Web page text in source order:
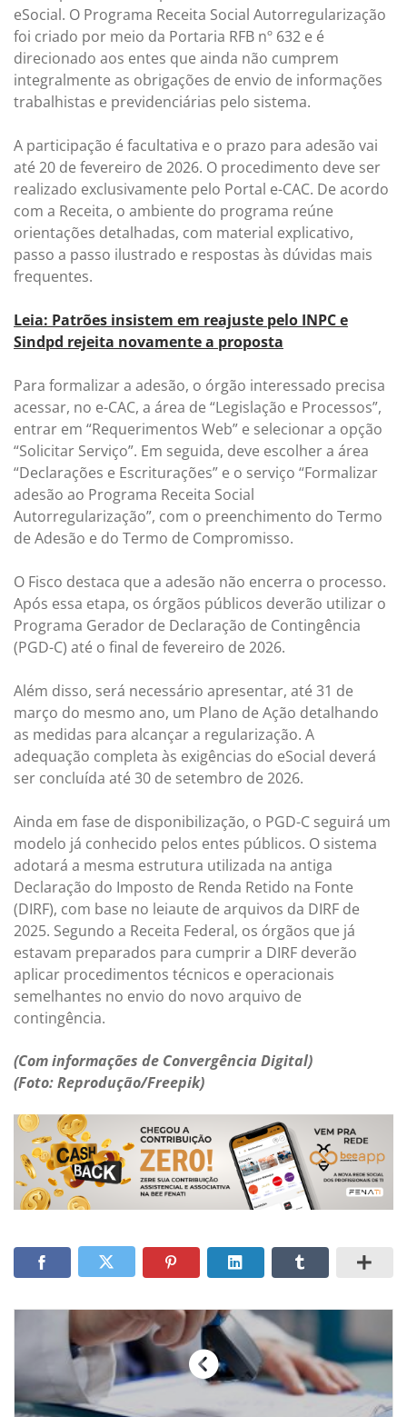
eSocial. O Programa Receita Social Autorregularização
foi criado por meio da Portaria RFB nº 632 e é
direcionado aos entes que ainda não cumprem
integralmente as obrigações de envio de informações
trabalhistas e previdenciárias pelo sistema.
A participação é facultativa e o prazo para adesão vai
até 20 de fevereiro de 2026. O procedimento deve ser
realizado exclusivamente pelo Portal e-CAC. De acordo
com a Receita, o ambiente do programa reúne
orientações detalhadas, com material explicativo,
passo a passo ilustrado e respostas às dúvidas mais
frequentes.
Leia: Patrões insistem em reajuste pelo INPC e
Sindpd rejeita novamente a proposta
Para formalizar a adesão, o órgão interessado precisa
acessar, no e-CAC, a área de “Legislação e Processos”,
entrar em “Requerimentos Web” e selecionar a opção
“Solicitar Serviço”. Em seguida, deve escolher a área
“Declarações e Escriturações” e o serviço “Formalizar
adesão ao Programa Receita Social
Autorregularização”, com o preenchimento do Termo
de Adesão e do Termo de Compromisso.
O Fisco destaca que a adesão não encerra o processo.
Após essa etapa, os órgãos públicos deverão utilizar o
Programa Gerador de Declaração de Contingência
(PGD-C) até o final de fevereiro de 2026.
Além disso, será necessário apresentar, até 31 de
março do mesmo ano, um Plano de Ação detalhando
as medidas para alcançar a regularização. A
adequação completa às exigências do eSocial deverá
ser concluída até 30 de setembro de 2026.
Ainda em fase de disponibilização, o PGD-C seguirá um
modelo já conhecido pelos entes públicos. O sistema
adotará a mesma estrutura utilizada na antiga
Declaração do Imposto de Renda Retido na Fonte
(DIRF), com base no leiaute de arquivos da DIRF de
2025. Segundo a Receita Federal, os órgãos que já
estavam preparados para cumprir a DIRF deverão
aplicar procedimentos técnicos e operacionais
semelhantes no envio do novo arquivo de
contingência.
(Com informações de Convergência Digital)
(Foto: Reprodução/Freepik)